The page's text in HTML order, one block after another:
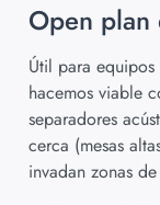
Open
Útil para
hacemos viable
separadores
cerca (mesas
invadan zonas